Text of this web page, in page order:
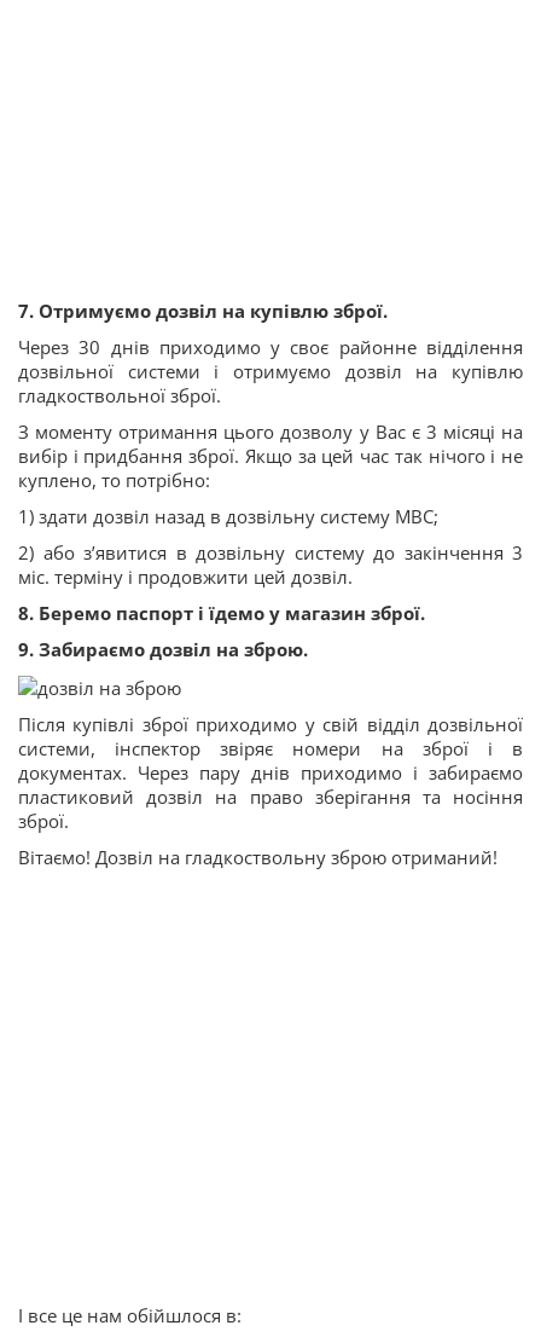
7. Отримуємо дозвіл на купівлю зброї.
Через 30 днів приходимо у своє районне відділення
дозвільної системи і отримуємо дозвіл на купівлю
гладкоствольної зброї.
З моменту отримання цього дозволу у Вас є 3 місяці на
вибір і придбання зброї. Якщо за цей час так нічого і не
куплено, то потрібно:
1) здати дозвіл назад в дозвільну систему МВС;
2) або з’явитися в дозвільну систему до закінчення 3
міс. терміну і продовжити цей дозвіл.
8. Беремо паспорт і їдемо у магазин зброї.
9. Забираємо дозвіл на зброю.
Після купівлі зброї приходимо у свій відділ дозвільної
системи, інспектор звіряє номери на зброї і в
документах. Через пару днів приходимо і забираємо
пластиковий дозвіл на право зберігання та носіння
зброї.
Вітаємо! Дозвіл на гладкоствольну зброю отриманий!
І все це нам обійшлося в: